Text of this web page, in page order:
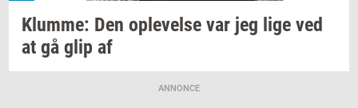
Klum­me: Den op­le­vel­se var jeg lige ved
at gå glip af
ANNONCE